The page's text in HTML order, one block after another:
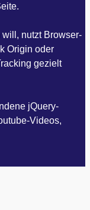
nutzt Browser-
Origin oder
gezielt
jQuery-
Videos,